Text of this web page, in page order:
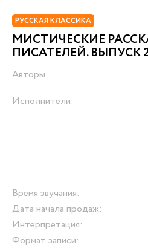
РУССКАЯ КЛАССИКА
МИСТИЧЕСКИЕ
ПИСАТЕЛЕЙ. ВЫПУСК
Авторы:
Исполнители:
Время звучания:
Дата начала продаж:
Интерпретация:
Формат записи: